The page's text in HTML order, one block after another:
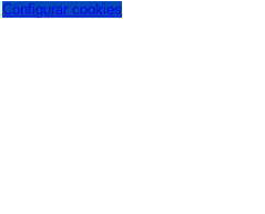
Configurar cookies